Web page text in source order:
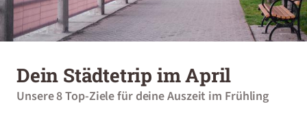
Dein Städtetrip im April
Unsere 8 Top-Ziele für deine Auszeit im Frühling